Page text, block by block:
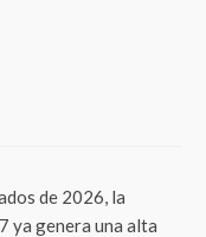
de 2026, la
ya genera una alta